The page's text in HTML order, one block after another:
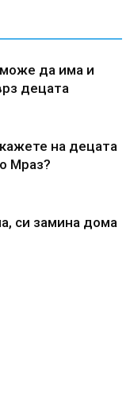
да има и
децата
на децата
Мраз?
си замина дома